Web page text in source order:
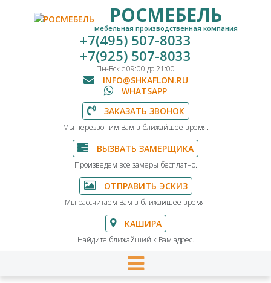
РОСМЕБЕЛЬ
мебельная производственная компания
+7(495) 507-8033
+7(925) 507-8033
Пн-Вск с 09:00 до 21:00
INFO@SHKAFLON.RU
WHATSAPP
ЗАКАЗАТЬ ЗВОНОК
Мы перезвоним Вам в ближайшее время.
ВЫЗВАТЬ ЗАМЕРЩИКА
Произведем все замеры бесплатно.
ОТПРАВИТЬ ЭСКИЗ
Мы рассчитаем Вам в ближайшее время.
КАШИРА
Найдите ближайший к Вам адрес.